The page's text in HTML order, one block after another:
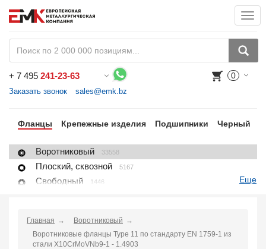
+ 7 495 241-23-63
Заказать звонок sales@emk.bz
0
Фланцы Крепежные изделия Подшипники Черный
Воротниковый 33558
Плоский, сквозной 5167
Свободный 1446
Резьбовой 1650
Воротниковый удлиненный
Еще
Главная
Воротниковый
Воротниковые фланцы Type 11 по стандарту EN 1759-1 из
стали X10CrMoVNb9-1 - 1.4903